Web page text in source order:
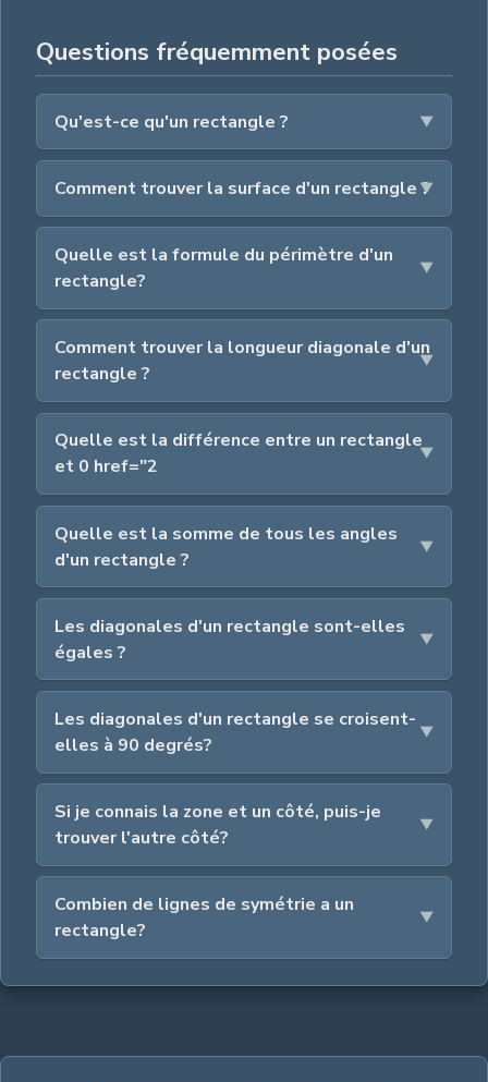
Questions fréquemment posées
Qu'est-ce qu'un rectangle ?
Comment trouver la surface d'un rectangle ?
Quelle est la formule du périmètre d'un
rectangle?
Comment trouver la longueur diagonale d'un
rectangle ?
Quelle est la différence entre un rectangle
et 0 href="2
Quelle est la somme de tous les angles
d'un rectangle ?
Les diagonales d'un rectangle sont-elles
égales ?
Les diagonales d'un rectangle se croisent-
elles à 90 degrés?
Si je connais la zone et un côté, puis-je
trouver l'autre côté?
Combien de lignes de symétrie a un
rectangle?